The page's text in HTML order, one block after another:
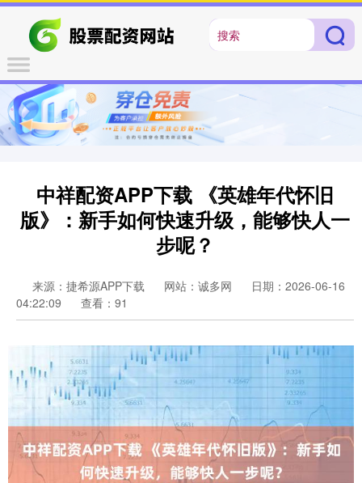
中祥配资APP下载 《英雄年代怀旧
版》：新手如何快速升级，能够快人一
步呢？
来源：捷希源APP下载 网站：诚多网
日期：2026-06-16
04:22:09
查看：91